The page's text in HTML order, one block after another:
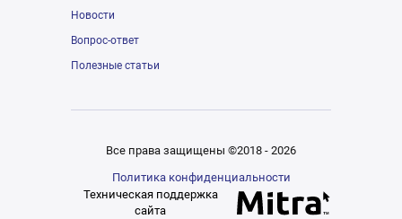
Новости
Вопрос-ответ
Полезные статьи
Все права защищены ©2018 - 2026
Политика конфиденциальности
Техническая поддержка
сайта